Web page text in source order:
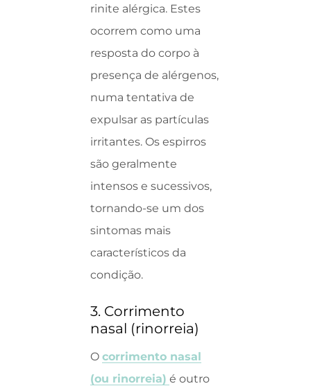
rinite alérgica. Estes
ocorrem como uma
resposta do corpo à
presença de alérgenos,
numa tentativa de
expulsar as partículas
irritantes. Os espirros
são geralmente
intensos e sucessivos,
tornando-se um dos
sintomas mais
característicos da
condição.
3. Corrimento
nasal (rinorreia)
O corrimento nasal
(ou rinorreia) é outro